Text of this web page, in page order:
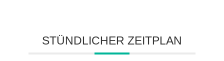
STÜNDLICHER ZEITPLAN